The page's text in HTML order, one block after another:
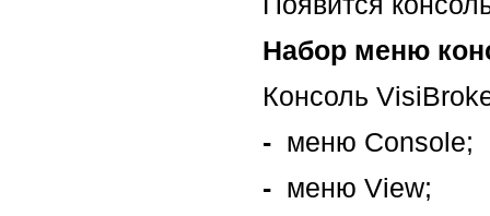
Набор меню
Консоль
- меню Console;
- меню View;